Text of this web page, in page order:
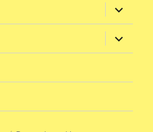
öffnen
öffnen